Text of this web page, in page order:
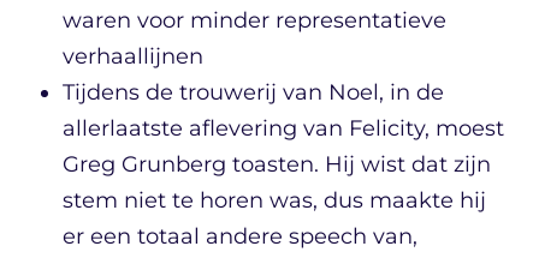
waren voor minder representatieve
verhaallijnen
Tijdens de trouwerij van Noel, in de
allerlaatste aflevering van Felicity, moest
Greg Grunberg toasten. Hij wist dat zijn
stem niet te horen was, dus maakte hij
er een totaal andere speech van,